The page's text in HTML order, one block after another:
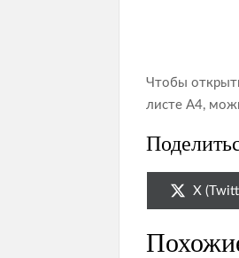
Чтобы
листе А4,
Share
X